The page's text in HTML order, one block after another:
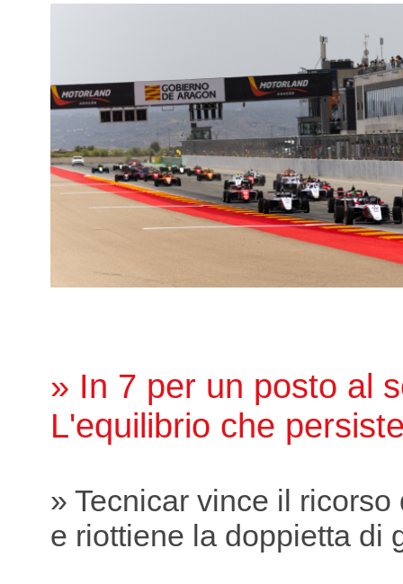
» In 7 per un posto al
L'equilibrio che
» Tecnicar vince il ricorso
e riottiene la doppietta di